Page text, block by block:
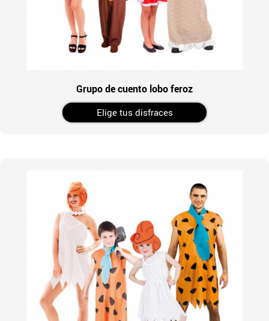
Grupo de cuento lobo feroz
Elige tus disfraces